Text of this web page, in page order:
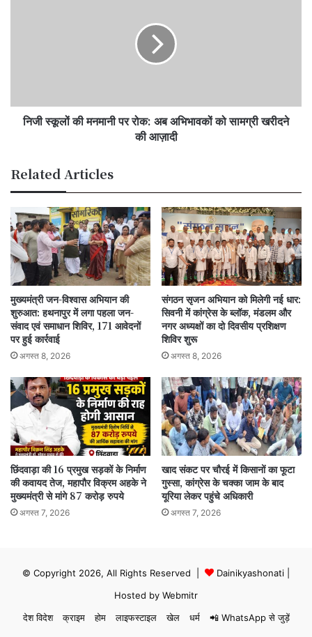
को
सामग्री
निजी स्कूलों की मनमानी पर रोक: अब अभिभावकों को सामग्री खरीदने
की आज़ादी
Related Articles
मुख्यमंत्री जन-विश्वास अभियान की
शुरुआत: हथनापुर में लगा पहला जन-
संवाद एवं समाधान शिविर, 171 आवेदनों
पर हुई कार्रवाई
अगस्त 8, 2026
संगठन सृजन अभियान को मिलेगी नई धार:
सिवनी में कांग्रेस के ब्लॉक, मंडलम और
नगर अध्यक्षों का दो दिवसीय प्रशिक्षण
शिविर शुरू
अगस्त 8, 2026
छिंदवाड़ा की 16 प्रमुख सड़कों के निर्माण
की कवायद तेज, महापौर विक्रम अहके ने
मुख्यमंत्री से मांगे 87 करोड़ रुपये
अगस्त 7, 2026
खाद संकट पर चौरई में किसानों का फूटा
गुस्सा, कांग्रेस के चक्का जाम के बाद
यूरिया लेकर पहुंचे अधिकारी
अगस्त 7, 2026
© Copyright 2026, All Rights Reserved | Dainikyashonati
Hosted by Webmitr
देश विदेश
क्राइम होम लाइफस्टाइल खेल धर्म 📲 WhatsApp से जुड़ें